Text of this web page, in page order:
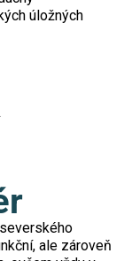
úložných
ale zároveň